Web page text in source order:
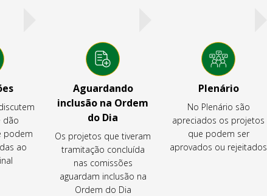
dão
podem
ao
Aguardando
inclusão na Ordem
do Dia
Os projetos que tiveram
tramitação concluída
nas comissões
aguardam inclusão na
Ordem do Dia
Plenário
No Plenário são
apreciados os projetos
que podem ser
aprovados ou rejeitados